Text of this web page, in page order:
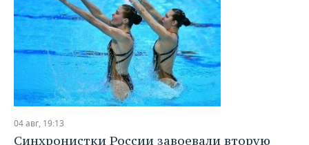
ОТКРЫТАЯ ЛЕКЦИЯ
БАСКЕТБОЛ
ВОЛЕЙБОЛ
КИБЕРСПОРТ
ФИГУРНОЕ КАТАНИЕ
ВОДНЫЕ ВИДЫ СПОРТА
ИНФРАСТРУКТУРА
ИСТОРИЯ
КУЛЬТУРА
МЕДИЦИНА
ОБРАЗОВАНИЕ
СПРАВОЧНИК
СПИСОК ПЕРСОН
СПИСОК КОМПАНИЙ
ПОЛНАЯ ВЕРСИЯ
04 авг, 19:13
Синхронистки России завоевали вторую